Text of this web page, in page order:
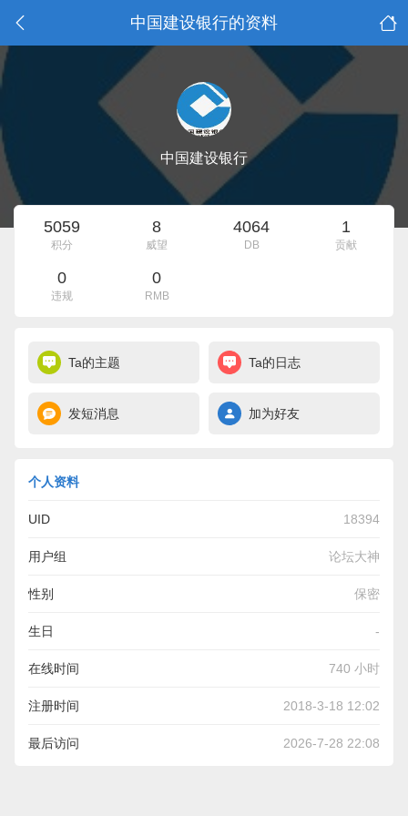
中国建设银行的资料
中国建设银行
5059
积分
8
威望
4064
DB
1
贡献
0
违规
0
RMB
Ta的主题 Ta的日志
发短消息 加为好友
个人资料
UID 18394
用户组 论坛大神
性别 保密
生日 -
在线时间 740 小时
注册时间 2018-3-18 12:02
最后访问 2026-7-28 22:08